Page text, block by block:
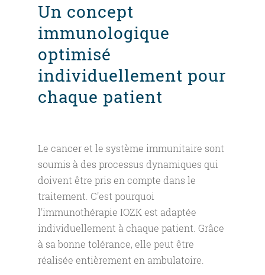
Un concept
immunologique
optimisé
individuellement pour
chaque patient
Le cancer et le système immunitaire sont
soumis à des processus dynamiques qui
doivent être pris en compte dans le
traitement. C'est pourquoi
l'immunothérapie IOZK est adaptée
individuellement à chaque patient. Grâce
à sa bonne tolérance, elle peut être
réalisée entièrement en ambulatoire.